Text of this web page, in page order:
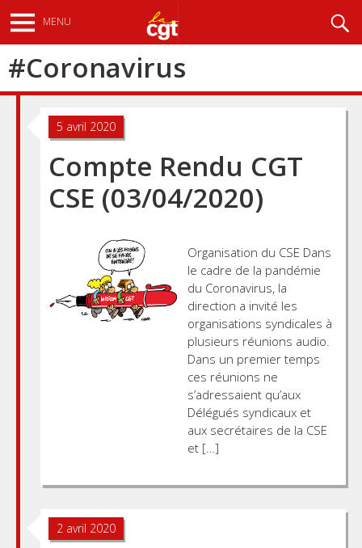
au
contenu
principal
MENU
#Coronavirus
5 avril 2020
Compte Rendu CGT
CSE (03/04/2020)
Organisation du CSE Dans
le cadre de la pandémie
du Coronavirus, la
direction a invité les
organisations syndicales à
plusieurs réunions audio.
Dans un premier temps
ces réunions ne
s’adressaient qu’aux
Délégués syndicaux et
aux secrétaires de la CSE
et […]
2 avril 2020